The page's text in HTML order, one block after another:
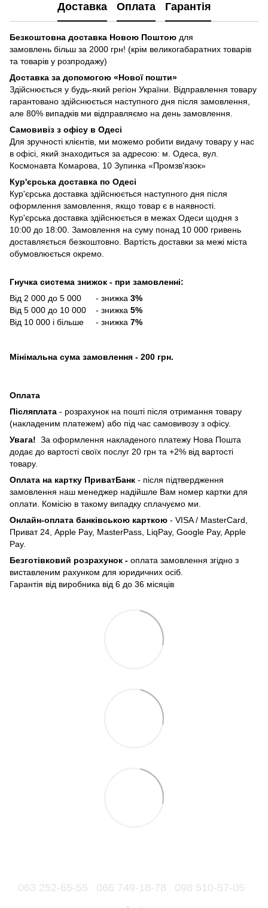
Доставка Оплата Гарантія
Безкоштовна доставка Новою Поштою для
замовлень більш за 2000 грн! (крім великогабаратних товарів
та товарів у розпродажу)
Доставка за допомогою «Нової пошти»
Здійснюється у будь-який регіон України. Відправлення товару
гарантовано здійснюється наступного дня після замовлення,
але 80% випадків ми відправляємо на день замовлення.
Самовивіз з офісу в Одесі
Для зручності клієнтів, ми можемо робити видачу товару у нас
в офісі, який знаходиться за адресою: м. Одеса, вул.
Космонавта Комарова, 10 Зупинка «Промзв'язок»
Кур'єрська доставка по Одесі
Кур'єрська доставка здійснюється наступного дня після
оформлення замовлення, якщо товар є в наявності.
Кур'єрська доставка здійснюється в межах Одеси щодня з
10:00 до 18:00. Замовлення на суму понад 10 000 гривень
доставляється безкоштовно. Вартість доставки за межі міста
обумовлюється окремо.
Гнучка система знижок - при замовленні:
Від 2 000 до 5 000 - знижка 3%
Від 5 000 до 10 000 - знижка 5%
Від 10 000 і більше - знижка 7%
Мінімальна сума замовлення - 200 грн.
Оплата
Післяплата - розрахунок на пошті після отримання товару
(накладеним платежем) або під час самовивозу з офісу.
Увага! За оформлення накладеного платежу Нова Пошта
додає до вартості своїх послуг 20 грн та +2% від вартості
товару.
Оплата на картку ПриватБанк - після підтвердження
замовлення наш менеджер надійшле Вам номер картки для
оплати. Комісію в такому випадку сплачуємо ми.
Онлайн-оплата банківською карткою - VISA / MasterCard,
Приват 24, Apple Pay, MasterPass, LiqPay, Google Pay, Apple
Pay.
Безготівковий розрахунок - оплата замовлення згідно з
виставленим рахунком для юридичних осіб.
Гарантія від виробника від 6 до 36 місяців
063 252-65-55 066 749-18-78 098 510-57-05